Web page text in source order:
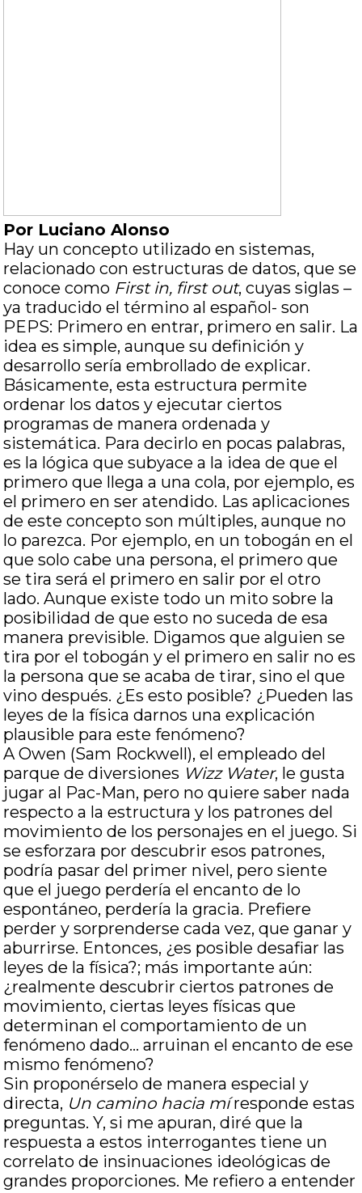
Por Luciano Alonso
Hay un concepto utilizado en sistemas,
relacionado con estructuras de datos, que se
conoce como First in, first out, cuyas siglas –
ya traducido el término al español- son
PEPS: Primero en entrar, primero en salir. La
idea es simple, aunque su definición y
desarrollo sería embrollado de explicar.
Básicamente, esta estructura permite
ordenar los datos y ejecutar ciertos
programas de manera ordenada y
sistemática. Para decirlo en pocas palabras,
es la lógica que subyace a la idea de que el
primero que llega a una cola, por ejemplo, es
el primero en ser atendido. Las aplicaciones
de este concepto son múltiples, aunque no
lo parezca. Por ejemplo, en un tobogán en el
que solo cabe una persona, el primero que
se tira será el primero en salir por el otro
lado. Aunque existe todo un mito sobre la
posibilidad de que esto no suceda de esa
manera previsible. Digamos que alguien se
tira por el tobogán y el primero en salir no es
la persona que se acaba de tirar, sino el que
vino después. ¿Es esto posible? ¿Pueden las
leyes de la física darnos una explicación
plausible para este fenómeno?
A Owen (Sam Rockwell), el empleado del
parque de diversiones Wizz Water, le gusta
jugar al Pac-Man, pero no quiere saber nada
respecto a la estructura y los patrones del
movimiento de los personajes en el juego. Si
se esforzara por descubrir esos patrones,
podría pasar del primer nivel, pero siente
que el juego perdería el encanto de lo
espontáneo, perdería la gracia. Prefiere
perder y sorprenderse cada vez, que ganar y
aburrirse. Entonces, ¿es posible desafiar las
leyes de la física?; más importante aún:
¿realmente descubrir ciertos patrones de
movimiento, ciertas leyes físicas que
determinan el comportamiento de un
fenómeno dado… arruinan el encanto de ese
mismo fenómeno?
Sin proponérselo de manera especial y
directa, Un camino hacia míresponde estas
preguntas. Y, si me apuran, diré que la
respuesta a estos interrogantes tiene un
correlato de insinuaciones ideológicas de
grandes proporciones. Me refiero a entender